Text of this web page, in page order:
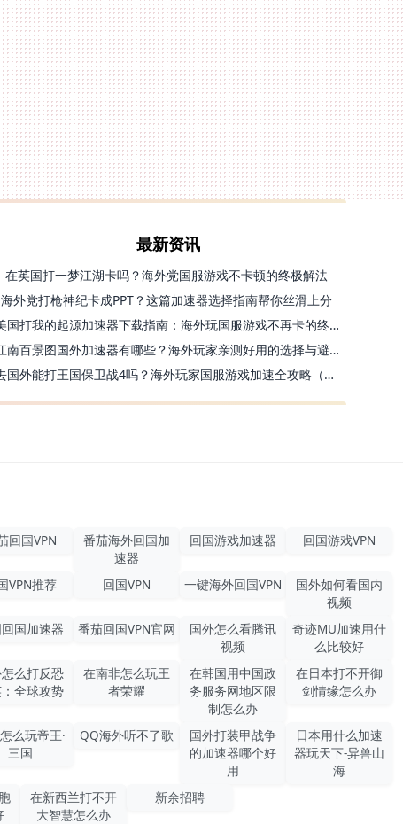
最新资讯
在英国打一梦江湖卡吗？海外党国服游戏不卡顿的终极解法
海外党打枪神纪卡成PPT？这篇加速器选择指南帮你丝滑上分
美国打我的起源加速器下载指南：海外玩国服游戏不再卡的终极方案
江南百景图国外加速器有哪些？海外玩家亲测好用的选择与避坑指南
去国外能打王国保卫战4吗？海外玩家国服游戏加速全攻略（附公主连结幻想江湖实测）
回国VPN
番茄海外回国加
速器
回国游戏加速器 回国游戏VPN
VPN推荐 回国VPN 一键海外回国VPN
国外如何看国内
视频
国加速器 番茄回国VPN官网
国外怎么看腾讯
视频
奇迹MU加速用什
么比较好
么打反恐
全球攻势
在南非怎么玩王
者荣耀
在韩国用中国政
务服务网地区限
制怎么办
在日本打不开御
剑情缘怎么办
么玩帝王·
三国
QQ海外听不了歌
国外打装甲战争
的加速器哪个好
用
日本用什么加速
器玩天下-异兽山
海
在新西兰打不开
大智慧怎么办
新余招聘